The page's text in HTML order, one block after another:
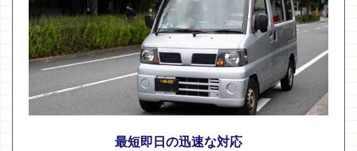
最短即日の迅速な対応